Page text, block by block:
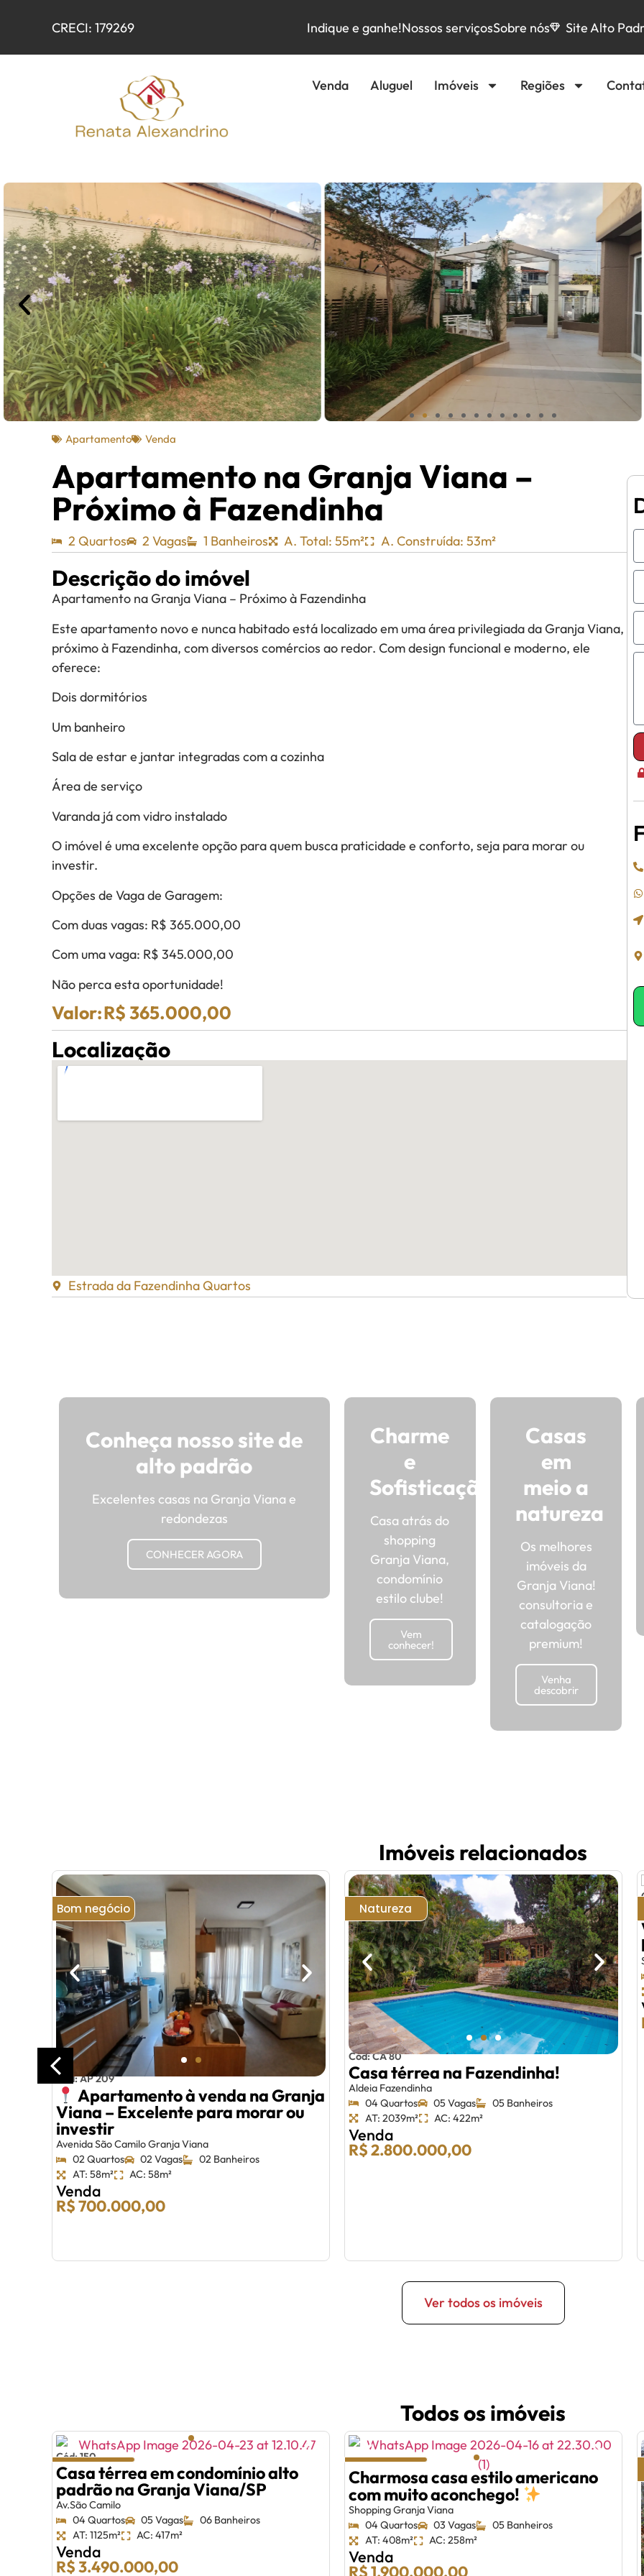
CRECI: 179269 Indique e ganhe!Nossos serviçosSobre nós Site Alto
Venda Aluguel Imóveis Regiões
Apartamento Venda
Apartamento na Granja Viana –
Próximo à Fazendinha
2 Quartos 2 Vagas 1 Banheiros A. Total: 55m² A. Construída: 53m²
Descrição do imóvel
Apartamento na Granja Viana – Próximo à Fazendinha
Este apartamento novo e nunca habitado está localizado em uma área privilegiada da Granja Viana,
próximo à Fazendinha, com diversos comércios ao redor. Com design funcional e moderno, ele
oferece:
Dois dormitórios
Um banheiro
Sala de estar e jantar integradas com a cozinha
Área de serviço
Varanda já com vidro instalado
O imóvel é uma excelente opção para quem busca praticidade e conforto, seja para morar ou
investir.
Opções de Vaga de Garagem:
Com duas vagas: R$ 365.000,00
Com uma vaga: R$ 345.000,00
Não perca esta oportunidade!
Valor:R$ 365.000,00
Localização
Estrada da Fazendinha Quartos
Conheça nosso site de
alto padrão
Excelentes casas na Granja Viana e
redondezas
CONHECER AGORA
Charme
e
Sofisticação
Casa atrás do
shopping
Granja Viana,
condomínio
estilo clube!
Vem
conhecer!
Casas
em
meio a
natureza
Os melhores
imóveis da
Granja Viana!
consultoria e
catalogação
premium!
Venha
descobrir
Imóveis relacionados
Bom negócio
Cód: AP 209
Apartamento à venda na Granja
Viana – Excelente para morar ou
investir
Avenida São Camilo Granja Viana
02 Quartos
02 Vagas
02 Banheiros
AT: 58m²
AC: 58m²
Venda
R$ 700.000,00
Natureza
Cód: CA 80
Casa térrea na Fazendinha!
Aldeia Fazendinha
04 Quartos
05 Vagas
05 Banheiros
AT: 2039m²
AC: 422m²
Venda
R$ 2.800.000,00
Ver todos os imóveis
Todos os imóveis
Cód: 150
Casa térrea em condomínio alto
padrão na Granja Viana/SP
Av.São Camilo
04 Quartos
05 Vagas
06 Banheiros
AT: 1125m²
AC: 417m²
Venda
R$ 3.490.000,00
Charmosa casa estilo americano
com muito aconchego!
Shopping Granja Viana
04 Quartos
03 Vagas
05 Banheiros
AT: 408m²
AC: 258m²
Venda
R$ 1.900.000,00